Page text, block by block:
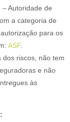
Autoridade de
a categoria de
para os
ASF.
riscos, não tem
e não
às